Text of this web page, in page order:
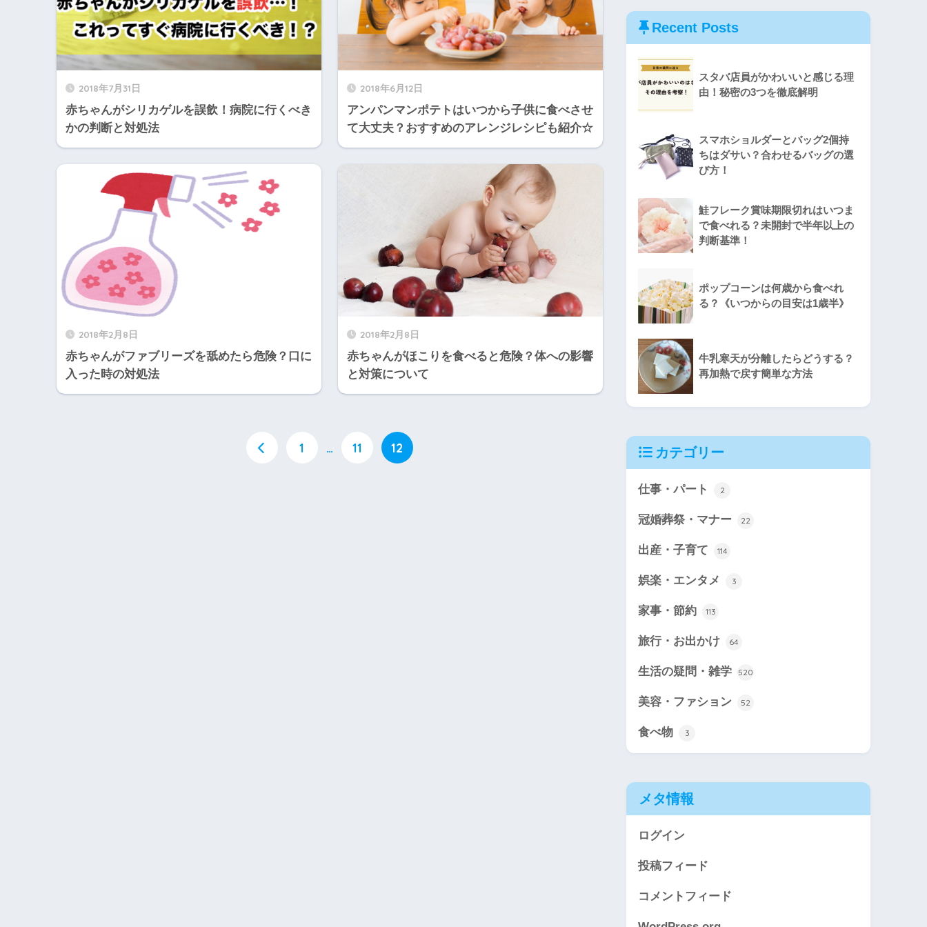
2018年7月31日
赤ちゃんがシリカゲルを誤飲！病院に行くべき
かの判断と対処法
2018年6月12日
アンパンマンポテトはいつから子供に食べさせ
て大丈夫？おすすめのアレンジレシピも紹介☆
2018年2月8日
赤ちゃんがファブリーズを舐めたら危険？口に
入った時の対処法
2018年2月8日
赤ちゃんがほこりを食べると危険？体への影響
と対策について
1 … 11 12
Recent Posts
スタバ店員がかわいいと感じる理
由！秘密の3つを徹底解明
スマホショルダーとバッグ2個持
ちはダサい？合わせるバッグの選
び方！
鮭フレーク賞味期限切れはいつま
で食べれる？未開封で半年以上の
判断基準！
ポップコーンは何歳から食べれ
る？《いつからの目安は1歳半》
牛乳寒天が分離したらどうする？
再加熱で戻す簡単な方法
カテゴリー
仕事・パート 2
冠婚葬祭・マナー 22
出産・子育て 114
娯楽・エンタメ 3
家事・節約 113
旅行・お出かけ 64
生活の疑問・雑学 520
美容・ファション 52
食べ物 3
メタ情報
ログイン
投稿フィード
コメントフィード